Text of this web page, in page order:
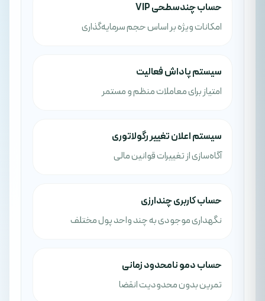
حساب چندسطحی VIP
امکانات ویژه بر اساس حجم سرمایه‌گذاری
سیستم پاداش فعالیت
امتیاز برای معاملات منظم و مستمر
سیستم اعلان تغییر رگولاتوری
آگاه‌سازی از تغییرات قوانین مالی
حساب کاربری چندارزی
نگهداری موجودی به چند واحد پول مختلف
حساب دمو نامحدود زمانی
تمرین بدون محدودیت انقضا